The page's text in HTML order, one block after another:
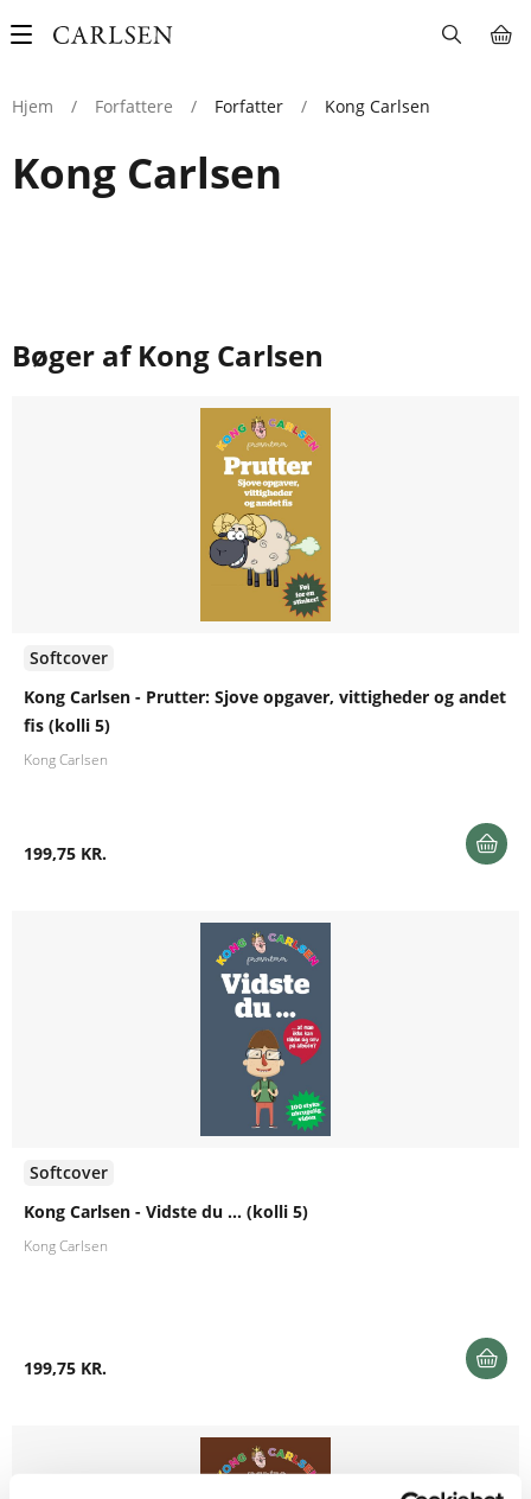
Main
Hjem
/ Forfattere / Forfatter / Kong Carlsen
Kong Carlsen
Bøger af Kong Carlsen
Softcover
Kong Carlsen - Prutter: Sjove opgaver, vittigheder og andet
fis (kolli 5)
Kong Carlsen
199,75 KR.
Softcover
Kong Carlsen - Vidste du ... (kolli 5)
Kong Carlsen
199,75 KR.